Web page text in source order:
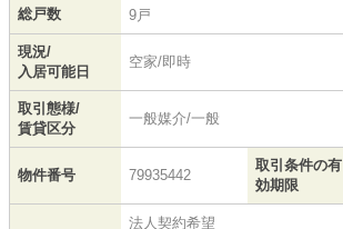
総戸数 9戸
現況/
入居可能日
空家/即時
取引態様/
賃貸区分
一般媒介/一般
物件番号 79935442
取引条件の有
効期限
法人契約希望